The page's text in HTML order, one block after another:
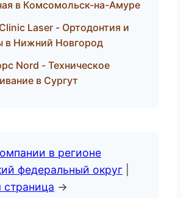
в Комсомольск-на-Амуре
Laser - Ортодонтия и
в Нижний Новгород
Nord - Техническое
в Сургут
в регионе
федеральный округ
страница →